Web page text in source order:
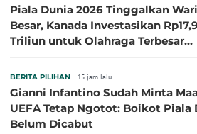
Piala Dunia 2026 Tinggalkan
Besar, Kanada Investasikan Rp17,9
Triliun untuk Olahraga Terbesar
BERITA PILIHAN 15 jam lalu
Gianni Infantino Sudah Minta
UEFA Tetap Ngotot: Boikot Piala
Belum Dicabut